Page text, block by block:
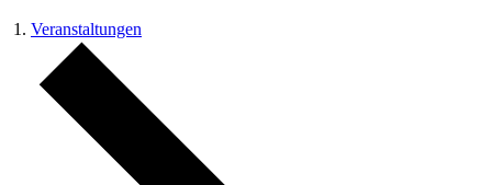
Veranstaltungen